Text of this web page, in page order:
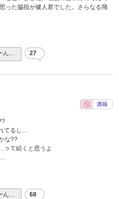
った脇役が健人君でした。さらなる飛
ん… 27
てるし…
な??
って続くと思うよ
…
ん… 68